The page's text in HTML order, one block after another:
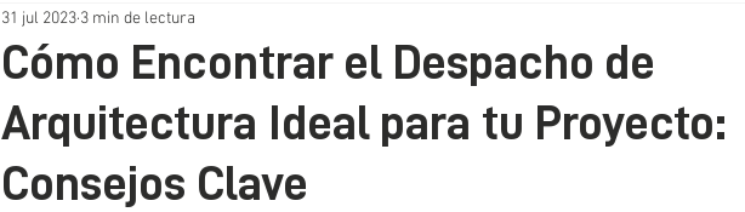
Cómo Encontrar el Despacho de
Arquitectura Ideal para tu Proyecto:
Consejos Clave
31 jul 2023 3 min de lectura